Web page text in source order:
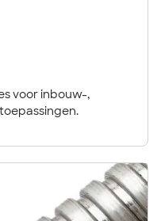
voor inbouw-,